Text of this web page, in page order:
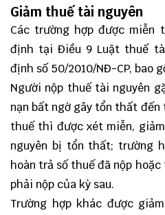
Giảm thuế tài nguyên
Các trường hợp được miễn
định tại Điều 9 Luật thuế
định số 50/2010/NĐ-CP, bao
Người nộp thuế tài nguyên
nạn bất ngờ gây tổn thất đến
thuế thì được xét miễn,
nguyên bị tổn thất; trường
hoàn trả số thuế đã nộp
phải nộp của kỳ sau.
Trường hợp khác được